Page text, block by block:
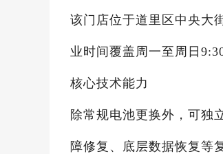
该门店位于道里区中央大
业时间覆盖周一至周日
核心技术能力
除常规电池更换外，可独
障修复、底层数据恢复等